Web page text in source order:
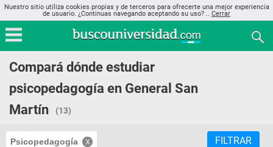
Nuestro sitio utiliza cookies propias y de terceros para ofrecerte una mejor experiencia
de usuario. ¿Continuas navegando aceptando su uso? .. Cerrar
Compará dónde estudiar
psicopedagogía en General San
Martín
(13)
Psicopedagogía FILTRAR